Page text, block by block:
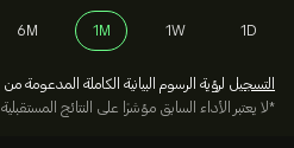
1D
1W
1M
6M
التسجيل لرؤية الرسوم البيانية الكاملة المدعومة من
*لا يعتبر الأداء السابق مؤشرًا على النتائج المستقبلية